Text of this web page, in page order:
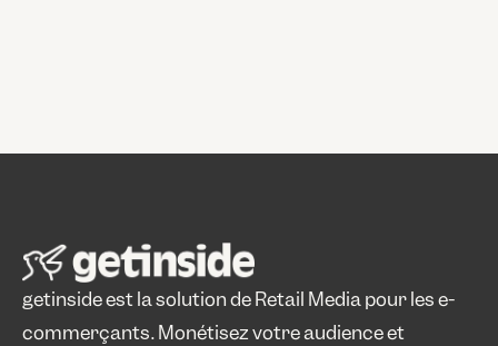
getinside est la solution de Retail Media pour les e-
commerçants. Monétisez votre audience et